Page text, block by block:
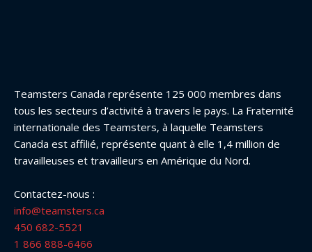
Teamsters Canada représente 125 000 membres dans
tous les secteurs d’activité à travers le pays. La Fraternité
internationale des Teamsters, à laquelle Teamsters
Canada est affilié, représente quant à elle 1,4 million de
travailleuses et travailleurs en Amérique du Nord.
Contactez-nous :
info@teamsters.ca
450 682-5521
1 866 888-6466